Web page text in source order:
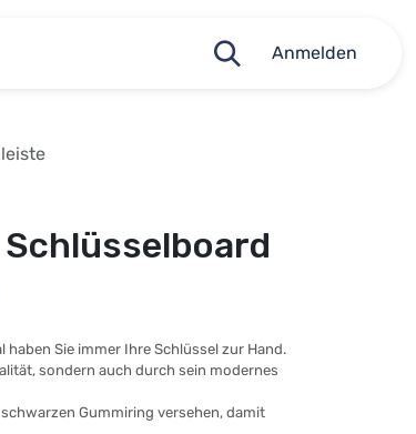
Anmelden
Sie immer Ihre Schlüssel zur Hand.
sondern auch durch sein modernes
Gummiring versehen, damit